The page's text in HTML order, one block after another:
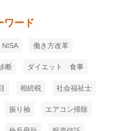
ワード
NISA 働き方改革
断 ダイエット 食事
相続税 社会福祉士
振り袖 エアコン掃除